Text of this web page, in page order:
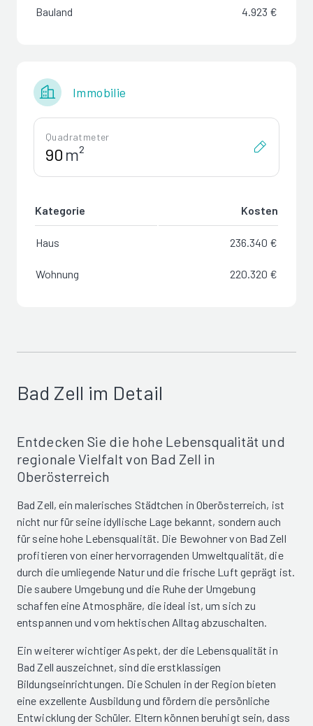
Bauland 4.923 €
Immobilie
Quadratmeter
m²
Kategorie Kosten
Haus 236.340 €
Wohnung 220.320 €
Bad Zell im Detail
Entdecken Sie die hohe Lebensqualität und
regionale Vielfalt von Bad Zell in
Oberösterreich
Bad Zell, ein malerisches Städtchen in Oberösterreich, ist
nicht nur für seine idyllische Lage bekannt, sondern auch
für seine hohe Lebensqualität. Die Bewohner von Bad Zell
profitieren von einer hervorragenden Umweltqualität, die
durch die umliegende Natur und die frische Luft geprägt ist.
Die saubere Umgebung und die Ruhe der Umgebung
schaffen eine Atmosphäre, die ideal ist, um sich zu
entspannen und vom hektischen Alltag abzuschalten.
Ein weiterer wichtiger Aspekt, der die Lebensqualität in
Bad Zell auszeichnet, sind die erstklassigen
Bildungseinrichtungen. Die Schulen in der Region bieten
eine exzellente Ausbildung und fördern die persönliche
Entwicklung der Schüler. Eltern können beruhigt sein, dass